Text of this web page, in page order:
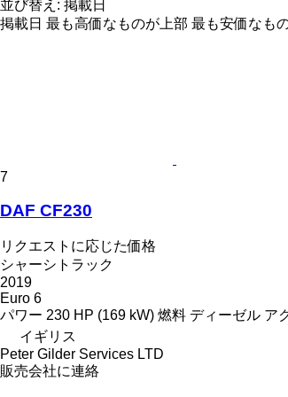
並び替え : 掲載日
掲載日 最も高価なものが上部 最も安価なも
7
DAF CF230
リクエストに応じた価格
シャーシトラック
2019
Euro 6
パワー 230 HP (169 kW) 燃料 ディーゼル ア
イギリス
Peter Gilder Services LTD
販売会社に連絡